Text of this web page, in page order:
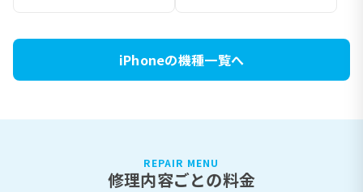
iPhoneの機種一覧へ
REPAIR MENU
修理内容ごとの料金